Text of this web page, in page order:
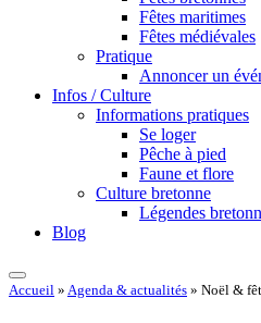
Fêtes maritimes
Fêtes médiévales
Pratique
Annoncer un
Infos / Culture
Informations pratiques
Se loger
Pêche à pied
Faune et flore
Culture bretonne
Légendes
Blog
Accueil » Agenda & actualités » Noël &